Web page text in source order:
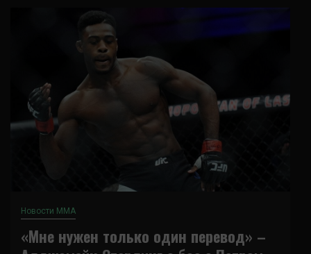
Новости ММА
«Мне нужен только один перевод» –